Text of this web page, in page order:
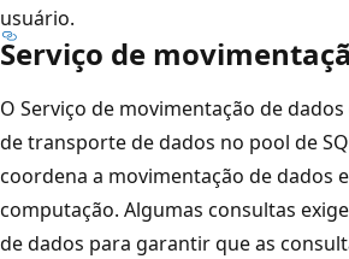
usuário.
Serviço de
O Serviço de movimentação de
de transporte de dados no pool de
coordena a movimentação de dados
computação. Algumas consultas
de dados para garantir que as